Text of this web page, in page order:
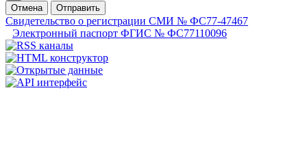
Отмена
Отправить
Свидетельство о регистрации СМИ № ФС77-47467
Электронный паспорт ФГИС № ФС77110096